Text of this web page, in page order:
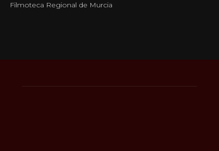
Filmoteca Regional de Murcia